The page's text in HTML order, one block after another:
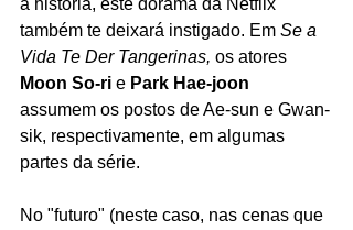
a história, este dorama da Netflix
também te deixará instigado. Em Se a
Vida Te Der Tangerinas, os atores
Moon So-ri e Park Hae-joon
assumem os postos de Ae-sun e Gwan-
sik, respectivamente, em algumas
partes da série.
No "futuro" (neste caso, nas cenas que